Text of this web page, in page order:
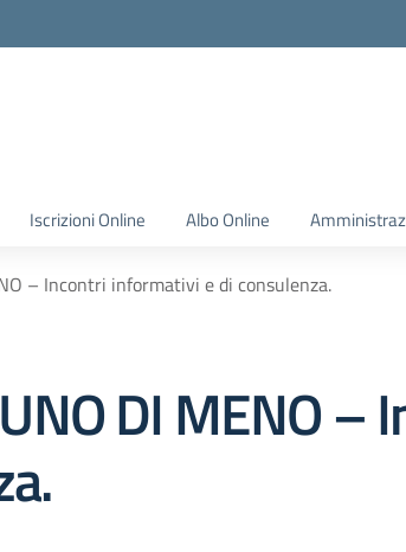
Iscrizioni Online Albo Online
– Incontri informativi e di consulenza.
DI MENO –